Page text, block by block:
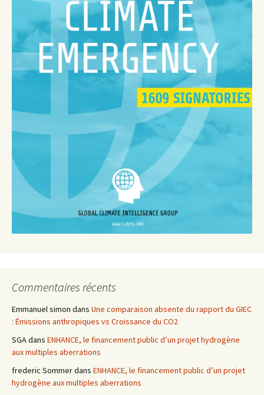
Commentaires récents
Emmanuel simon dans Une comparaison absente du rapport du GIEC
: Émissions anthropiques vs Croissance du CO2
SGAdans ENHANCE, le financement public d’un projet hydrogène
aux multiples aberrations
frederic Sommerdans ENHANCE, le financement public d’un projet
hydrogène aux multiples aberrations